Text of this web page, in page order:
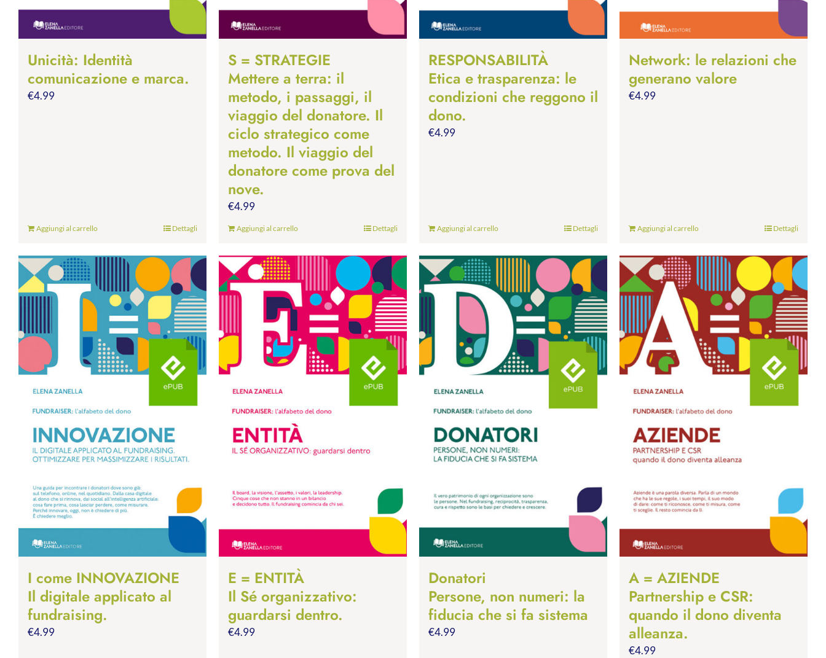
Unicità: Identità
comunicazione e marca.
€4.99
Aggiungi al carrello Dettagli
S = STRATEGIE
Mettere a terra: il
metodo, i passaggi, il
viaggio del donatore. Il
ciclo strategico come
metodo. Il viaggio del
donatore come prova del
nove.
€4.99
Aggiungi al carrello Dettagli
RESPONSABILITÀ
Etica e trasparenza: le
condizioni che reggono il
dono.
€4.99
Aggiungi al carrello Dettagli
Network: le relazioni che
generano valore
€4.99
Aggiungi al carrello Dettagli
I come INNOVAZIONE
Il digitale applicato al
fundraising.
€4.99
E = ENTITÀ
Il Sé organizzativo:
guardarsi dentro.
€4.99
Donatori
Persone, non numeri: la
fiducia che si fa sistema
€4.99
A = AZIENDE
Partnership e CSR:
quando il dono diventa
alleanza.
€4.99